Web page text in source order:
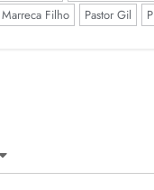
Marreca Filho Pastor Gil